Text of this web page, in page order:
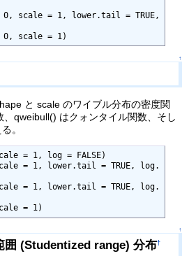
scale = 1, lower.tail = TRUE,
scale = 1)
↑
と scale のワイブル分布の密度関
qweibull() はクォンタイル関数、そし
。
= 1, log = FALSE)
= 1, lower.tail = TRUE, log.
= 1, lower.tail = TRUE, log.
= 1)
↑
囲 (Studentized range) 分布†